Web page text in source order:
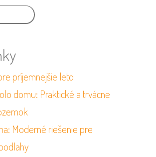
príjemnejšie leto
domu: Praktické a trvácne
Moderné riešenie pre